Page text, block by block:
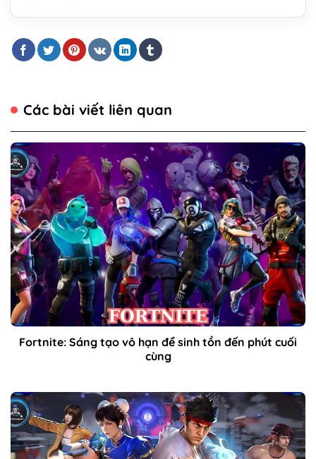
Các bài viết liên quan
Fortnite: Sáng tạo vô hạn để sinh tồn đến phút cuối
cùng